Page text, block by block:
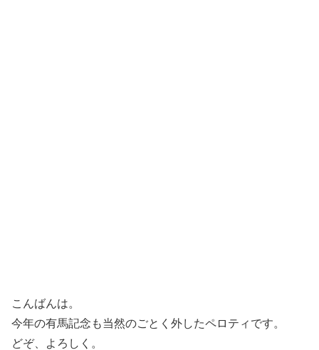
こんばんは。
今年の有馬記念も当然のごとく外したペロティです。
どぞ、よろしく。